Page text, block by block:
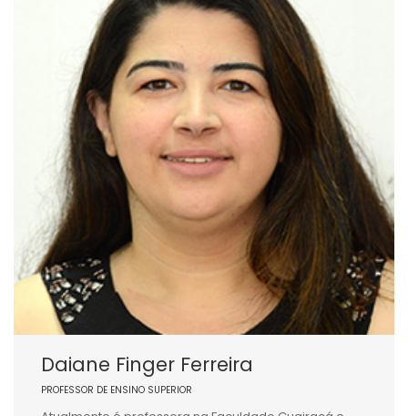
Daiane Finger Ferreira
PROFESSOR DE ENSINO SUPERIOR